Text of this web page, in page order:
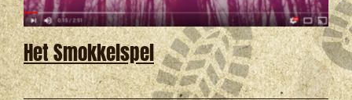
Het Smokkelspel